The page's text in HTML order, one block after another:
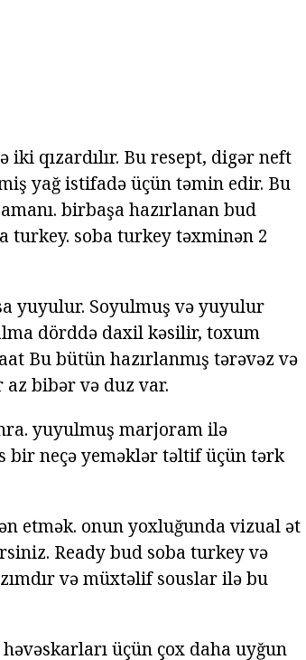
qızardılır. Bu resept, digər neft
yağ istifadə üçün təmin edir. Bu
birbaşa hazırlanan bud
turkey. soba turkey təxminən 2
yuyulur. Soyulmuş və yuyulur
dörddə daxil kəsilir, toxum
Bu bütün hazırlanmış tərəvəz və
bibər və duz var.
yuyulmuş marjoram ilə
bir neçə yeməklər təltif üçün tərk
etmək. onun yoxluğunda vizual ət
Ready bud soba turkey və
və müxtəlif souslar ilə bu
üçün çox daha uyğun